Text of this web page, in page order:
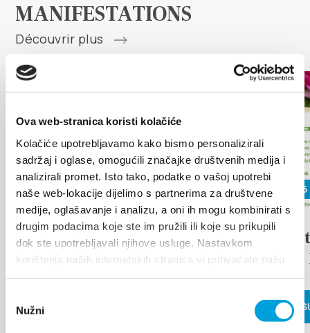
Ova web-stranica koristi kolačiće
Kolačiće upotrebljavamo kako bismo personalizirali
sadržaj i oglase, omogućili značajke društvenih medija i
analizirali promet. Isto tako, podatke o vašoj upotrebi
naše web-lokacije dijelimo s partnerima za društvene
medije, oglašavanje i analizu, a oni ih mogu kombinirati s
drugim podacima koje ste im pružili ili koje su prikupili
dok ste upotrebljavali njihove usluge. Nastavkom
korištenja naših internetskih stranica vi prihvaćate našu
pristanka
Nužni
Villa Nika, Kamberovo šetalište 30,
MANIFESTATIONS
Découvrir plus
26 juin 2026 - 29 juin 2026
17th DAYS OF
TRADITION, ECO
ETHNO FAIR AND
ISLAND PRODUCTS
FAIR
8 mai
The
Flower
LIRE LA